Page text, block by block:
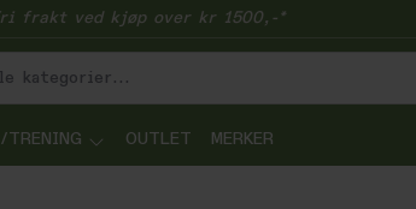
frakt ved kjøp over kr 1500,-*
OUTLET MERKER